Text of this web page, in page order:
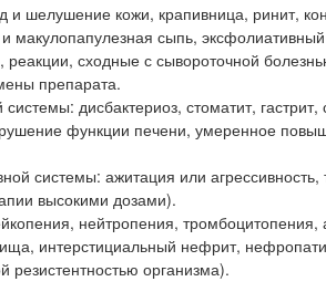
и шелушение кожи, крапивница, ринит,
макулопапулезная сыпь,
сходные с сывороточной
препарата.
дисбактериоз, стоматит,
функции печени, умеренное
системы: ажитация или
высокими дозами).
нейтропения, тромбоцитопения,
интерстициальный нефрит,
организма).